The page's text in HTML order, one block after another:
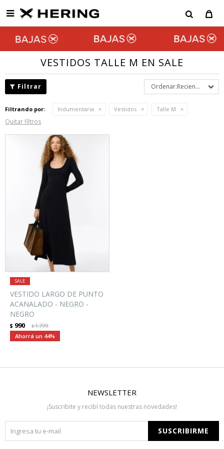

VESTIDOS TALLE M EN SALE
Recientes
Filtrando por: Indumentaria Vestidos Talle M
Quitar filtros
VESTIDO LARGO DE PUNTO
ACANALADO - NEGRO -
NEGRO
$ 990 $1.799
44
NEWSLETTER
¡Suscribite y recibí todas nuestras novedades!
SUSCRIBIRME